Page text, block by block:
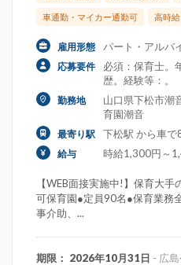
車通勤・マイカー通勤可 高時給
雇用形態 パート・アルバ
応募要件
必須：保育士。
歴。経験等：。
勤務地
山口県下松市潮
育園潮音
最寄り駅 下松駅 から車で
給与 時給1,300円～
【WEB面接実施中!】保育大
可保育園●定員90名●保育業務
事介助、...
期限： 2026年10月31日 - 広